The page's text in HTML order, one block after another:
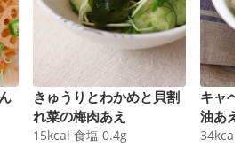
きゅうりとわかめと貝割
れ菜の梅肉あえ
15kcal 食塩 0.4g
キャベ
油あえ
34kcal